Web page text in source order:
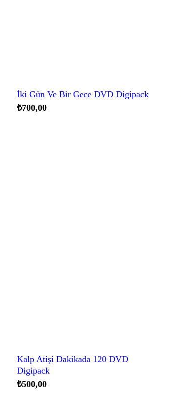
İki Gün Ve Bir Gece DVD Digipack
₺700,00
Kalp Atişi Dakikada 120 DVD
Digipack
₺500,00